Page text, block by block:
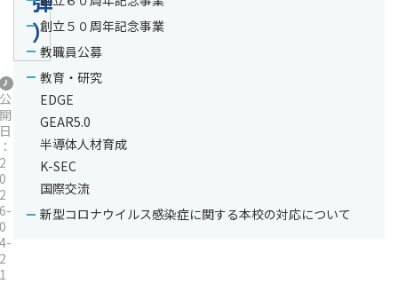
）
公
開
日
：
2
0
2
6-
0
4-
2
1
創立５０周年記念事業
教職員公募
教育・研究
EDGE
GEAR5.0
半導体人材育成
K-SEC
国際交流
新型コロナウイルス感染症に関する本校の対応について